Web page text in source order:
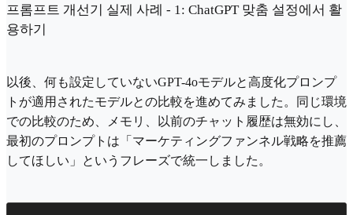
프롬프트 개선기 실제 사례 - 1: ChatGPT 맞춤 설정에서 활
용하기
以後、何も設定していないGPT-4oモデルと高度化プロンプ
トが適用されたモデルとの比較を進めてみました。同じ環境
での比較のため、メモリ、以前のチャット履歴は無効にし、
最初のプロンプトは「マーケティングファンネル戦略を推薦
してほしい」というフレーズで統一しました。